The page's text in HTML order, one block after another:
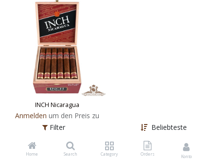
Filter Beliebteste
Home Search Category Orders Konto
INCH Nicaragua
Anmelden um den Preis zu
sehen